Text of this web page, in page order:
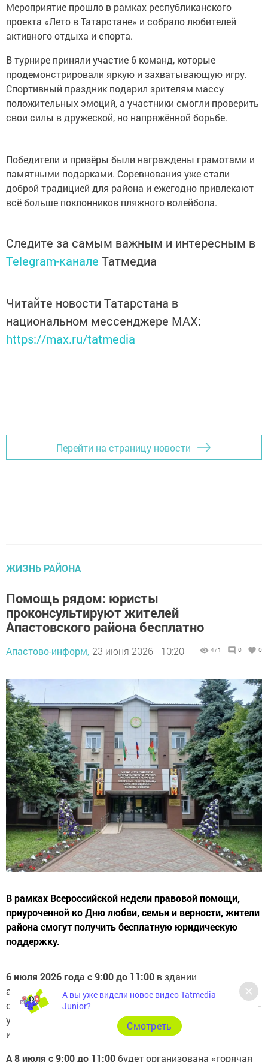
Мероприятие прошло в рамках республиканского
проекта «Лето в Татарстане» и собрало любителей
активного отдыха и спорта.
В турнире приняли участие 6 команд, которые
продемонстрировали яркую и захватывающую игру.
Спортивный праздник подарил зрителям массу
положительных эмоций, а участники смогли проверить
свои силы в дружеской, но напряжённой борьбе.
Победители и призёры были награждены грамотами и
памятными подарками. Соревнования уже стали
доброй традицией для района и ежегодно привлекают
всё больше поклонников пляжного волейбола.
Следите за самым важным и интересным в
Telegram-канале Татмедиа
Читайте новости Татарстана в
национальном мессенджере MАХ:
https://max.ru/tatmedia
Перейти на страницу новости
ЖИЗНЬ РАЙОНА
Помощь рядом: юристы
проконсультируют жителей
Апастовского района бесплатно
Апастово-информ, 23 июня 2026 - 10:20 471 0 0
В рамках Всероссийской недели правовой помощи,
приуроченной ко Дню любви, семьи и верности, жители
района смогут получить бесплатную юридическую
поддержку.
6 июля 2026 года с 9:00 до 11:00 в здании
администрации Апастовского района будет работать
очная консультационная площадка. Особое внимание –
участникам специальной военной операции и членам
их семей.
А 8 июля с 9:00 до 11:00будет организована «горячая
А вы уже видели новое видео Tatmedia
Junior?
Cмотреть